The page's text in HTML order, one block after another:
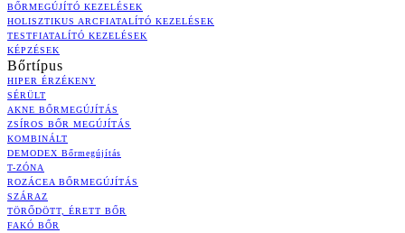
BŐRMEGÚJÍTÓ KEZELÉSEK
HOLISZTIKUS ARCFIATALÍTÓ KEZELÉSEK
TESTFIATALÍTÓ KEZELÉSEK
KÉPZÉSEK
Bőrtípus
HIPER ÉRZÉKENY
SÉRÜLT
AKNE BŐRMEGÚJÍTÁS
ZSÍROS BŐR MEGÚJÍTÁS
KOMBINÁLT
DEMODEX Bőrmegújítás
T-ZÓNA
ROZÁCEA BŐRMEGÚJÍTÁS
SZÁRAZ
TÖRŐDÖTT, ÉRETT BŐR
FAKÓ BŐR